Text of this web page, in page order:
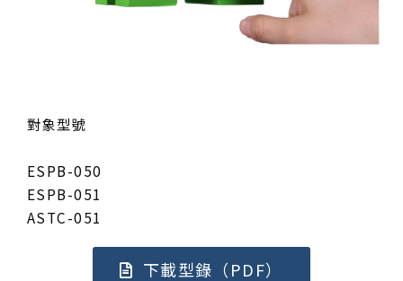
對象型號
ESPB-050
ESPB-051
ASTC-051
下載型錄（PDF）